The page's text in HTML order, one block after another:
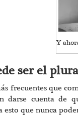
Y
ser el
frecuentes que
darse cuenta de
esto que nunca